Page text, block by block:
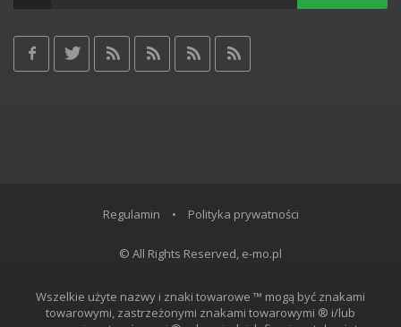
Regulamin • Polityka prywatności
© All Rights Reserved, e-mo.pl
Wszelkie użyte nazwy i znaki towarowe ™ mogą być znakami
towarowymi, zastrzeżonymi znakami towarowymi ® i/lub